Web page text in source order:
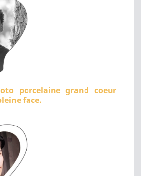
porcelaine grand coeur
face.